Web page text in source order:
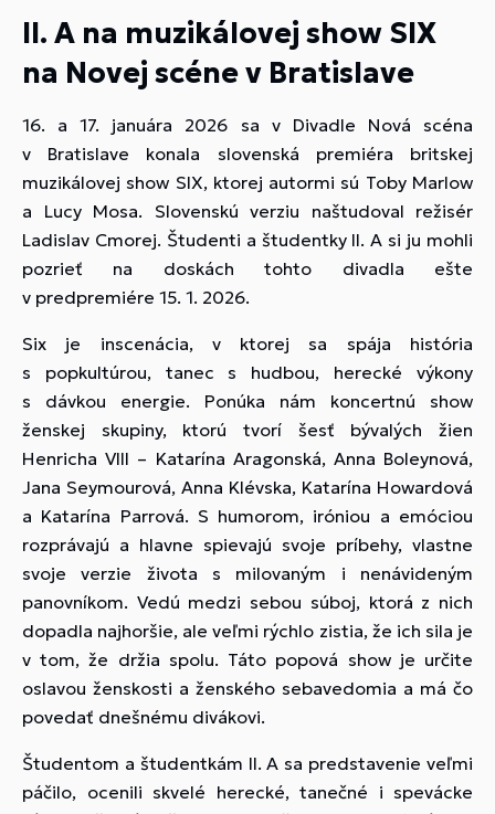
II. A na muzikálovej show SIX
na Novej scéne v Bratislave
16. a 17. januára 2026 sa v Divadle Nová scéna
v Bratislave konala slovenská premiéra britskej
muzikálovej show SIX, ktorej autormi sú Toby Marlow
a Lucy Mosa. Slovenskú verziu naštudoval režisér
Ladislav Cmorej. Študenti a študentky II. A si ju mohli
pozrieť na doskách tohto divadla ešte
v predpremiére 15. 1. 2026.
Six je inscenácia, v ktorej sa spája história
s popkultúrou, tanec s hudbou, herecké výkony
s dávkou energie. Ponúka nám koncertnú show
ženskej skupiny, ktorú tvorí šesť bývalých žien
Henricha VIII – Katarína Aragonská, Anna Boleynová,
Jana Seymourová, Anna Klévska, Katarína Howardová
a Katarína Parrová. S humorom, iróniou a emóciou
rozprávajú a hlavne spievajú svoje príbehy, vlastne
svoje verzie života s milovaným i nenávideným
panovníkom. Vedú medzi sebou súboj, ktorá z nich
dopadla najhoršie, ale veľmi rýchlo zistia, že ich sila je
v tom, že držia spolu. Táto popová show je určite
oslavou ženskosti a ženského sebavedomia a má čo
povedať dnešnému divákovi.
Študentom a študentkám II. A sa predstavenie veľmi
páčilo, ocenili skvelé herecké, tanečné i spevácke